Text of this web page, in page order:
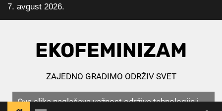
Skip
to
7. avgust 2026.
EKOFEMINIZAM
ZAJEDNO GRADIMO ODRŽIV SVET
Ova slika naglašava važnost održive tehnologije i